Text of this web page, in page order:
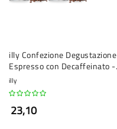
illy Confezione Degustazione
Espresso con Decaffeinato -
caffè in grani - 3 x 250
grammi
illy
23,10